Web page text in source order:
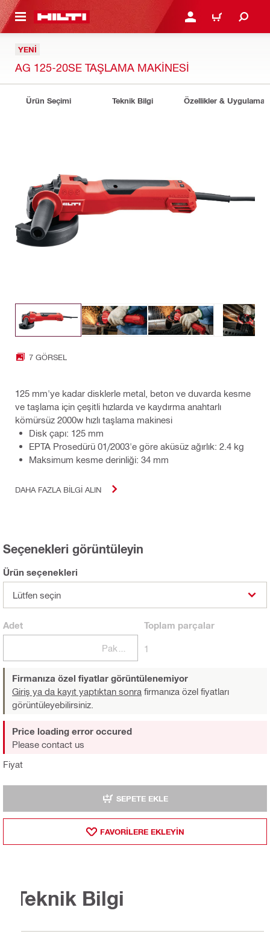
GEÇ GIRIŞ YAP YA DA KAYIT
SEPET
YENI
AG 125-20SE TAŞLAMA MAKINESI
Ürün Seçimi Teknik Bilgi Özellikler &
7 GÖRSEL
125 mm'ye kadar disklerle metal, beton ve duvarda kesme
ve taşlama için çeşitli hızlarda ve kaydırma anahtarlı
kömürsüz 2000w hızlı taşlama makinesi
Disk çapı: 125 mm
EPTA Prosedürü 01/2003'e göre aküsüz ağırlık: 2.4 kg
Maksimum kesme derinliği: 34 mm
DAHA FAZLA BILGI ALIN
Seçenekleri görüntüleyin
Ürün seçenekleri
Lütfen seçin
Adet Toplam parçalar
1
Firmanıza özel fiyatlar görüntülenemiyor
Giriş ya da kayıt yaptıktan sonra firmanıza özel fiyatları
görüntüleyebilirsiniz.
Fiyat
Price loading error occured
Please contact us
SEPETE EKLE
FAVORILERE EKLEYIN
Teknik Bilgi